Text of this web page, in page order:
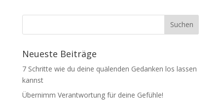
Neueste Beiträge
7 Schritte wie du deine quälenden Gedanken los lassen
kannst
Übernimm Verantwortung für deine Gefühle!